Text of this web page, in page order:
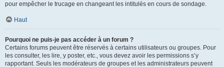
pour empêcher le trucage en changeant les intitulés en cours de sondage.
Haut
Pourquoi ne puis-je pas accéder à un forum ?
Certains forums peuvent être réservés à certains utilisateurs ou groupes. Pour
les consulter, les lire, y poster, etc., vous devez avoir les permissions s’y
rapportant. Seuls les modérateurs de groupes et les administrateurs peuvent